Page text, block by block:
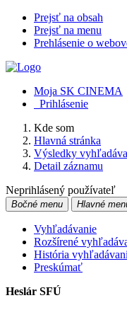
Prejsť na obsah
Prejsť na menu
Prehlásenie o
Moja SK CINEMA
Prihlásenie
Kde som
Hlavná stránka
Výsledky
Detail záznamu
Neprihlásený používateľ
Bočné menu Hlavné
Vyhľadávanie
Rozšírené
História
Preskúmať
Heslár SFÚ